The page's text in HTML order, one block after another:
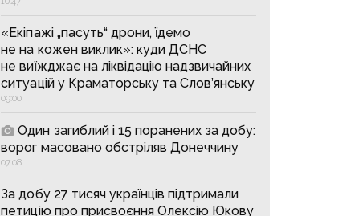
«Екіпажі „пасуть“ дрони, їдемо
не на кожен виклик»: куди ДСНС
не виїжджає на ліквідацію надзвичайних
ситуацій у Краматорську та Слов’янську
09:00
Один загиблий і 15 поранених за добу:
ворог масовано обстріляв Донеччину
07:08
За добу 27 тисяч українців підтримали
петицію про присвоєння Олексію Юкову